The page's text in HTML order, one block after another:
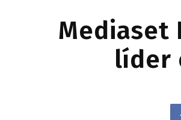
Mediaset
líder